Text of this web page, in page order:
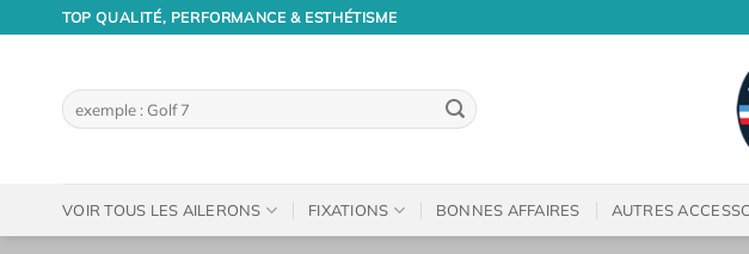
TOP QUALITÉ, PERFORMANCE & ESTHÉTISME
Recherche
pour :
VOIR TOUS LES AILERONS FIXATIONS BONNES AFFAIRES AUTRES